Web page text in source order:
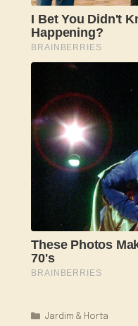
Categorias
Jardim & Horta